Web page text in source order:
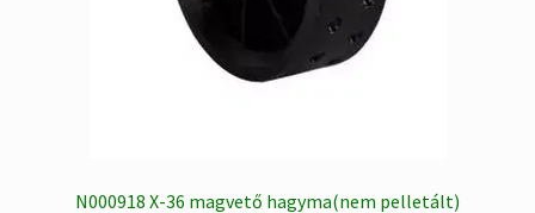
N000918 X-36 magvető hagyma(nem pelletált)